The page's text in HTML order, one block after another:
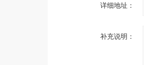
详细地址：
补充说明：